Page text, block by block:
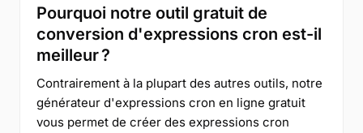
Pourquoi notre outil gratuit de
conversion d'expressions cron est-il
meilleur ?
Contrairement à la plupart des autres outils, notre
générateur d'expressions cron en ligne gratuit
vous permet de créer des expressions cron